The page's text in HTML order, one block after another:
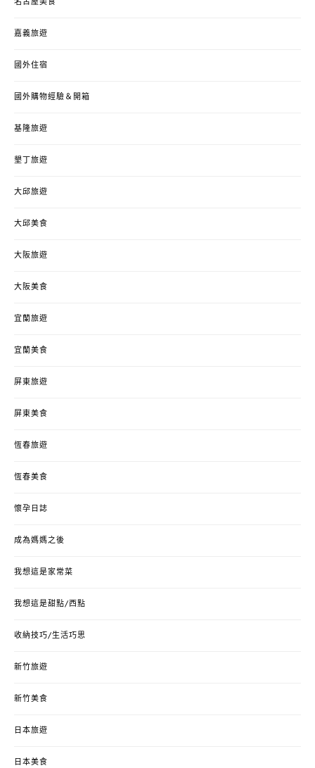
名古屋美食
嘉義旅遊
國外住宿
國外購物經驗＆開箱
基隆旅遊
墾丁旅遊
大邱旅遊
大邱美食
大阪旅遊
大阪美食
宜蘭旅遊
宜蘭美食
屏東旅遊
屏東美食
恆春旅遊
恆春美食
懷孕日誌
成為媽媽之後
我想這是家常菜
我想這是甜點/西點
收納技巧/生活巧思
新竹旅遊
新竹美食
日本旅遊
日本美食